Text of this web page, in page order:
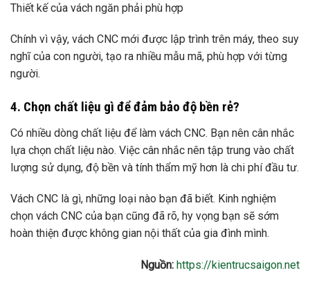
Thiết kế của vách ngăn phải phù hợp
Chính vì vậy, vách CNC mới được lập trình trên máy, theo suy
nghĩ của con người, tạo ra nhiều mẫu mã, phù hợp với từng
người.
4. Chọn chất liệu gì để đảm bảo độ bền rẻ?
Có nhiều dòng chất liệu để làm vách CNC. Bạn nên cân nhắc
lựa chọn chất liệu nào. Việc cân nhắc nên tập trung vào chất
lượng sử dụng, độ bền và tính thẩm mỹ hơn là chi phí đầu tư.
Vách CNC là gì, những loại nào bạn đã biết. Kinh nghiệm
chọn vách CNC của bạn cũng đã rõ, hy vọng bạn sẽ sớm
hoàn thiện được không gian nội thất của gia đình mình.
Nguồn: https://kientrucsaigon.net